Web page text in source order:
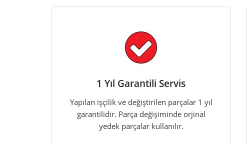
1 Yıl Garantili Servis
Yapılan işçilik ve değiştirilen parçalar 1 yıl
garantilidir. Parça değişiminde orjinal
yedek parçalar kullanılır.